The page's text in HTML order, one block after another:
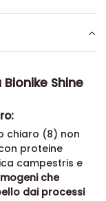
Shine
chiaro (8) non
proteine
campestris e
che
dai processi